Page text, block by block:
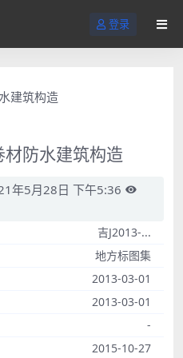
登录
防水建筑构造
年5月28日 下午5:36
吉J2013-...
地方标图集
2013-03-01
2013-03-01
-
2015-10-27